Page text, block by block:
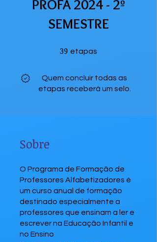
PROFA 2024 - 2º
SEMESTRE
39 etapas
Quem concluir todas as
etapas receberá um selo.
Sobre
O Programa de Formação de
Professores Alfabetizadores é
um curso anual de formação
destinado especialmente a
professores que ensinam a ler e
escrever na Educação Infantil e
no Ensino